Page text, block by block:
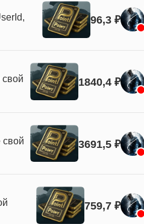
96,3 ₽
1840,4 ₽
свой
3691,5 ₽
759,7 ₽